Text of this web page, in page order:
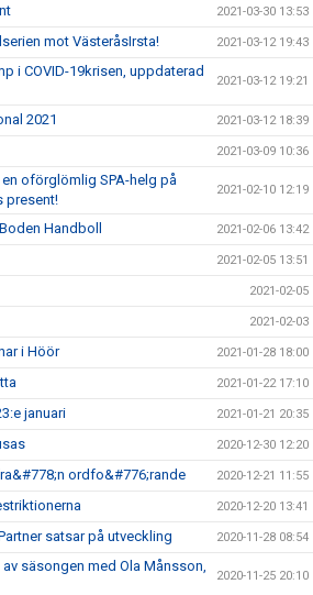
2021-03-30 13:53
mot VästeråsIrsta! 2021-03-12 19:43
i COVID-19krisen, uppdaterad
2021-03-12 19:21
2021 2021-03-12 18:39
2021-03-09 10:36
oförglömlig SPA-helg på
present!
2021-02-10 12:19
Handboll 2021-02-06 13:42
2021-02-05 13:51
2021-02-05
2021-02-03
i Höör 2021-01-28 18:00
2021-01-22 17:10
januari 2021-01-21 20:35
2020-12-30 12:20
ordfo&#776;rande 2020-12-21 11:55
2020-12-20 13:41
satsar på utveckling 2020-11-28 08:54
säsongen med Ola Månsson,
2020-11-25 20:10